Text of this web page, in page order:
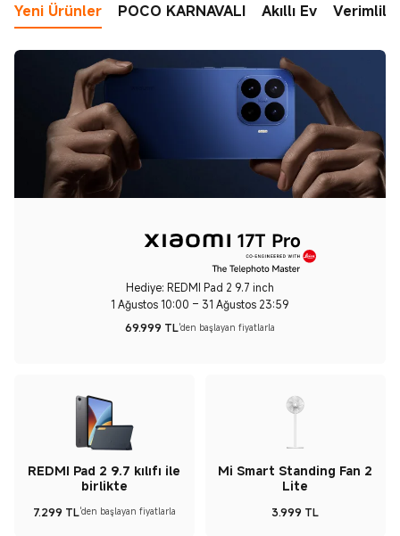
Yeni Ürünler POCO KARNAVALI Akıllı Ev
Hediye: REDMI Pad 2 9.7 inch
1 Ağustos 10:00 – 31 Ağustos 23:59
69.999 TL Current Price TL69999
'den başlayan fiyatlarla
REDMI Pad 2 9.7 kılıfı ile
birlikte
7.299 TL Current Price TL7299
'den başlayan fiyatlarla
Mi Smart Standing Fan 2
Lite
3.999 TL
Current Price TL3999